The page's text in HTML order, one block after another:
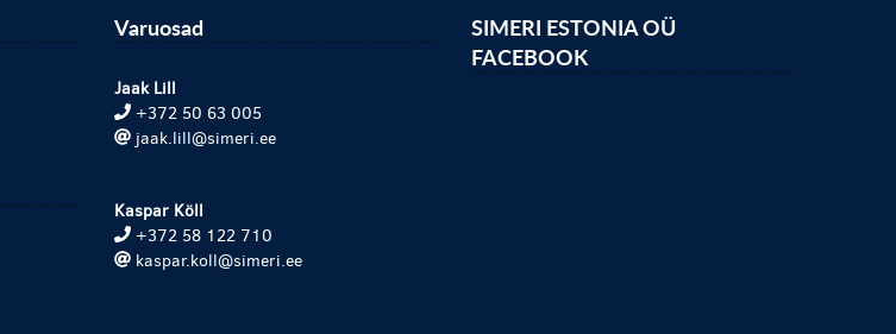
Varuosad
Jaak Lill
+372 50 63 005
jaak.lill@simeri.ee
Kaspar Köll
+372 58 122 710
kaspar.koll@simeri.ee
SIMERI ESTONIA OÜ
FACEBOOK